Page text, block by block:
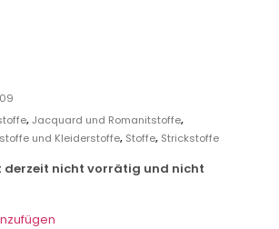
,Jacquard und Romanitstoffe,
und Kleiderstoffe, Stoffe, Strickstoffe
derzeit nicht vorrätig und nicht